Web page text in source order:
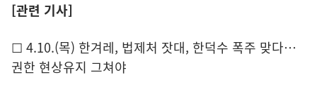
[관련 기사]
☐ 4.10.(목) 한겨레, 법제처 잣대, 한덕수 폭주 맞다…
권한 현상유지 그쳐야